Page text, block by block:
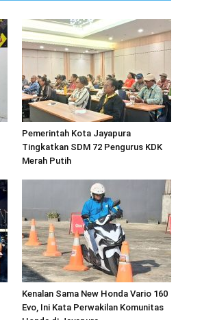
Pemerintah Kota Jayapura
Tingkatkan SDM 72 Pengurus KDK
Merah Putih
Kenalan Sama New Honda Vario 160
Evo, Ini Kata Perwakilan Komunitas